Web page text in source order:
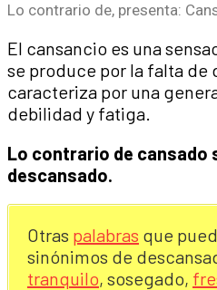
Lo contrario de, presenta:
El cansancio es una
se produce por la falta de
caracteriza por una
debilidad y fatiga.
Lo contrario de cansado
descansado.
Otras palabras que
sinónimos de
tranquilo, sosegado,